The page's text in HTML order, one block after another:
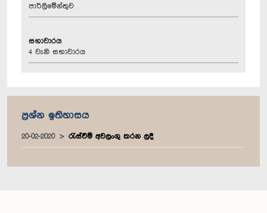
පාර්ලිමේන්තුව
සභාවාරය
4 වැනි සභාවාරය
ප්‍රශ්න ඉතිහාසය
20-02-2020 රැස්වීම් අවලංගු කරන ලදී